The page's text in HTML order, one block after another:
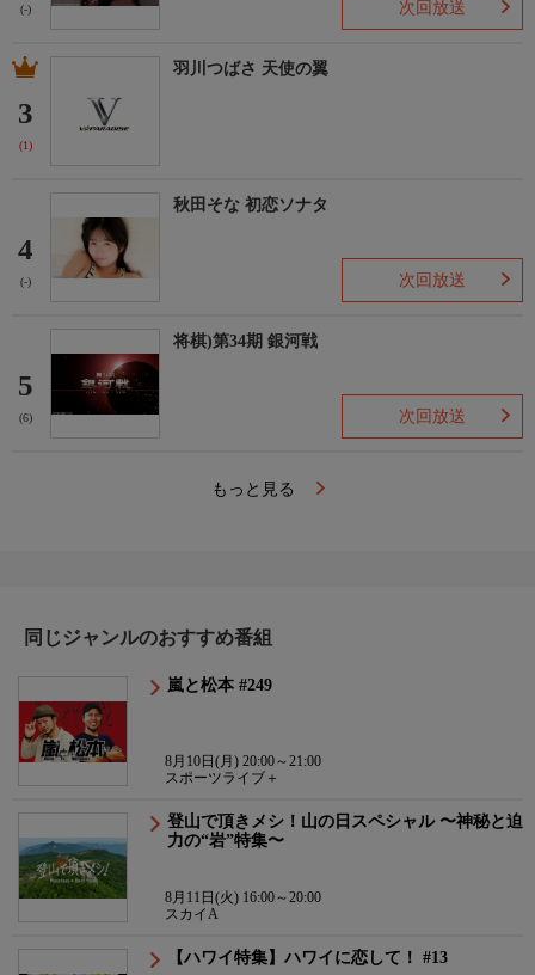
(-) 次回放送
3
(1)
羽川つばさ 天使の翼
4
(-)
秋田そな 初恋ソナタ
次回放送
5
(6)
将棋)第34期 銀河戦
次回放送
もっと見る
同じジャンルのおすすめ番組
嵐と松本 #249
8月10日(月) 20:00～21:00
スポーツライブ＋
登山で頂きメシ！山の日スペシャル 〜神秘と迫
力の“岩”特集〜
8月11日(火) 16:00～20:00
スカイA
【ハワイ特集】ハワイに恋して！ #13